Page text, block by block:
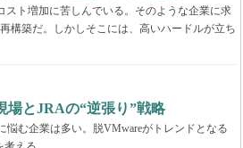
ト増加に苦しんでいる。そのような企業に求
構築だ。しかしそこには、高いハードルが立ち
場とJRAの“逆張り”戦略
悩む企業は多い。脱VMwareがトレンドとなる